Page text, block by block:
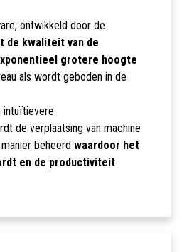
ontwikkeld door de
de kwaliteit van de
grotere hoogte
als wordt geboden in de
intuïtievere
de verplaatsing van machine
beheerd waardoor het
en de productiviteit